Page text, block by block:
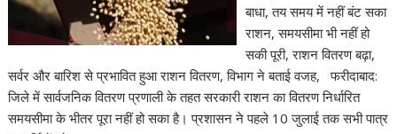
बाधा, तय समय में नहीं बंट सका
राशन, समयसीमा भी नहीं हो
सकी पूरी, राशन वितरण बढ़ा,
सर्वर और बारिश से प्रभावित हुआ राशन वितरण, विभाग ने बताई वजह, फरीदाबाद:
जिले में सार्वजनिक वितरण प्रणाली के तहत सरकारी राशन का वितरण निर्धारित
समयसीमा के भीतर पूरा नहीं हो सका है। प्रशासन ने पहले 10 जुलाई तक सभी पात्र